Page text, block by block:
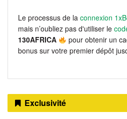
Le processus de la connexion
mais n’oubliez pas d'utiliser le
130AFRICA
pour obtenir un
bonus sur votre premier dépôt
Exclusivité